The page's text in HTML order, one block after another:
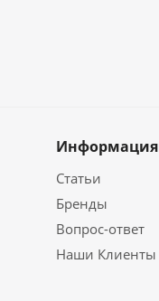
Информация
Статьи
Бренды
Вопрос-ответ
Наши Клиенты